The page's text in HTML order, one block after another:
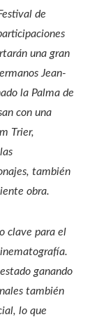
de
una gran
Jean-
la Palma de
con una
Trier,
también
obra.
clave para el
ganando
también
lo que